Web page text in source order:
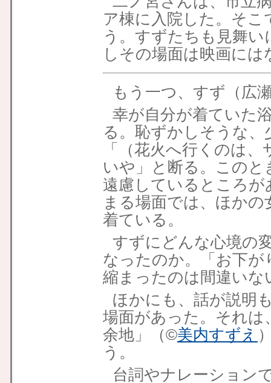
ア棟に入院した。そ
う。すずたちも見舞
しその場面は映画には
もう一つ、すず（広
幸が自分が着ていた
る。恥ずかしそうな
「（花火へ行くのは
いや」と断る。この
遠慮しているところ
まる場面では、ほか
着ている。
すずにどんな心境の
なったのか。「お下
縮まったのは間違いな
ほかにも、話が説明
場面があった。それは
余地」（©美内すずえ
う。
台詞やナレーション